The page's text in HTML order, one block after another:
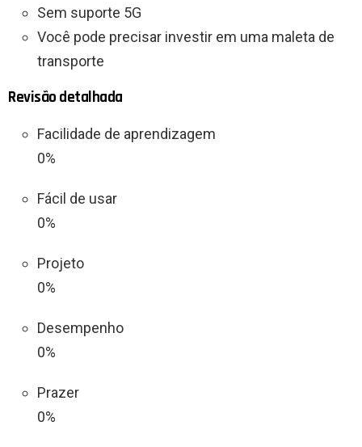
Sem suporte 5G
Você pode precisar investir em uma maleta de
transporte
Revisão detalhada
Facilidade de aprendizagem
0%
Fácil de usar
0%
Projeto
0%
Desempenho
0%
Prazer
0%